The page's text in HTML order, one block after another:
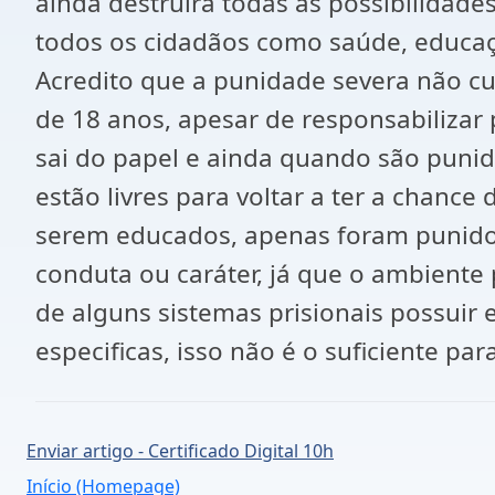
todos os cidadãos como saúde,
Acredito que a punidade severa não
de 18 anos, apesar de
sai do papel e ainda quando são
estão livres para voltar a ter a
serem educados, apenas foram
conduta ou caráter, já que o
de alguns sistemas prisionais possuir
especificas, isso não é o suficiente
Enviar artigo - Certificado Digital 10h
Início (Homepage)